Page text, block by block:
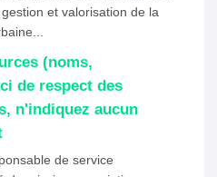
et valorisation de la
(noms,
de respect des
n'indiquez aucun
de service